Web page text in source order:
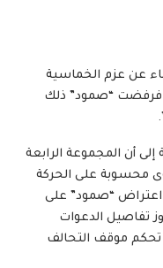
عن عزم الخماسية
فرفضت “صمود” ذلك
إلى أن المجموعة الرابعة
محسوبة على الحركة
اعتراض “صمود” على
تفاصيل الدعوات
تحكم موقف التحالف